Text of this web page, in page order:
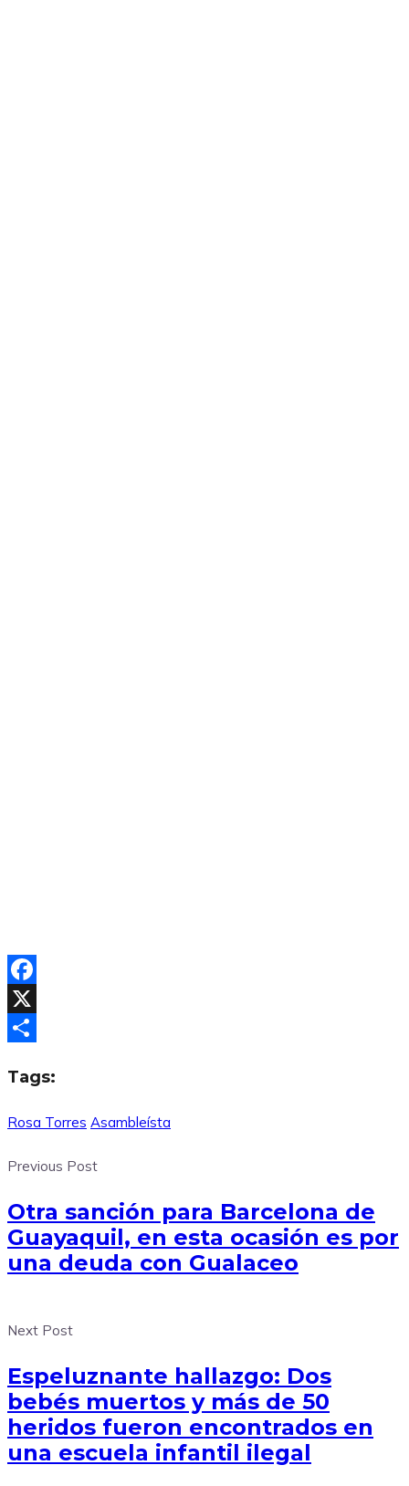
Facebook
X
Tags:
Rosa Torres Asambleísta
Previous Post
Otra sanción para Barcelona de
Guayaquil, en esta ocasión es por
una deuda con Gualaceo
Next Post
Espeluznante hallazgo: Dos
bebés muertos y más de 50
heridos fueron encontrados en
una escuela infantil ilegal